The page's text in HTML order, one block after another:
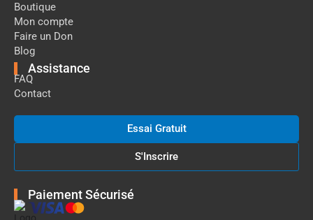
Boutique
Mon compte
Faire un Don
Blog
Assistance
FAQ
Contact
Essai Gratuit
S'Inscrire
Paiement Sécurisé